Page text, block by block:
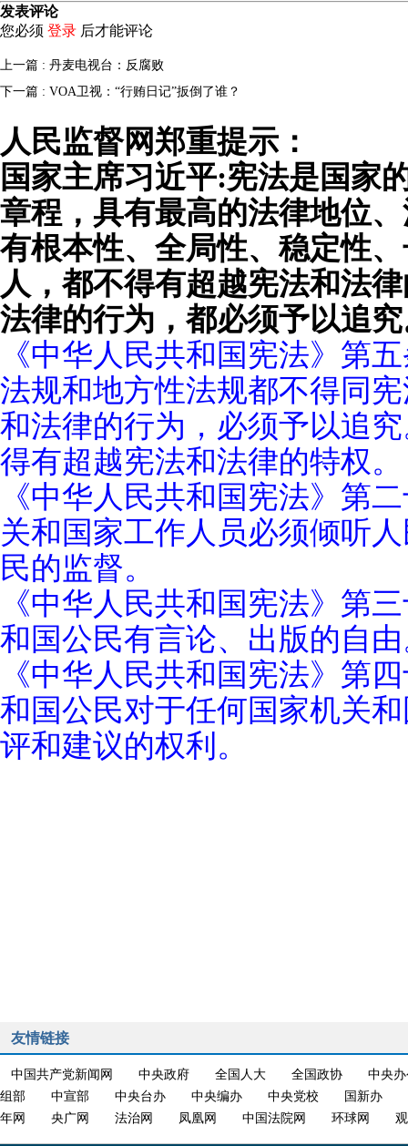
发表评论
您必须 登录 后才能评论
上一篇 : 丹麦电视台：反腐败
下一篇 : VOA卫视：“行贿日记”扳倒了谁？
人民监督网郑重提示：
国家主席习近平:宪法是国家
章程，具有最高的法律地位
有根本性、全局性、稳定性
人，都不得有超越宪法和法
法律的行为，都必须予以追
《中华人民共和国宪法》第
法规和地方性法规都不得同
和法律的行为，必须予以追
得有超越宪法和法律的特权。
《中华人民共和国宪法》第
关和国家工作人员必须倾听
民的监督。
《中华人民共和国宪法》第
和国公民有言论、出版的自
《中华人民共和国宪法》第
和国公民对于任何国家机关
评和建议的权利。
友情链接
中国共产党新闻网 中央政府 全国人大 全国政协
中央
组部
中宣部 中央台办 中央编办 中央党校
国新办
年网
央广网 法治网 凤凰网 中国法院网 环球网